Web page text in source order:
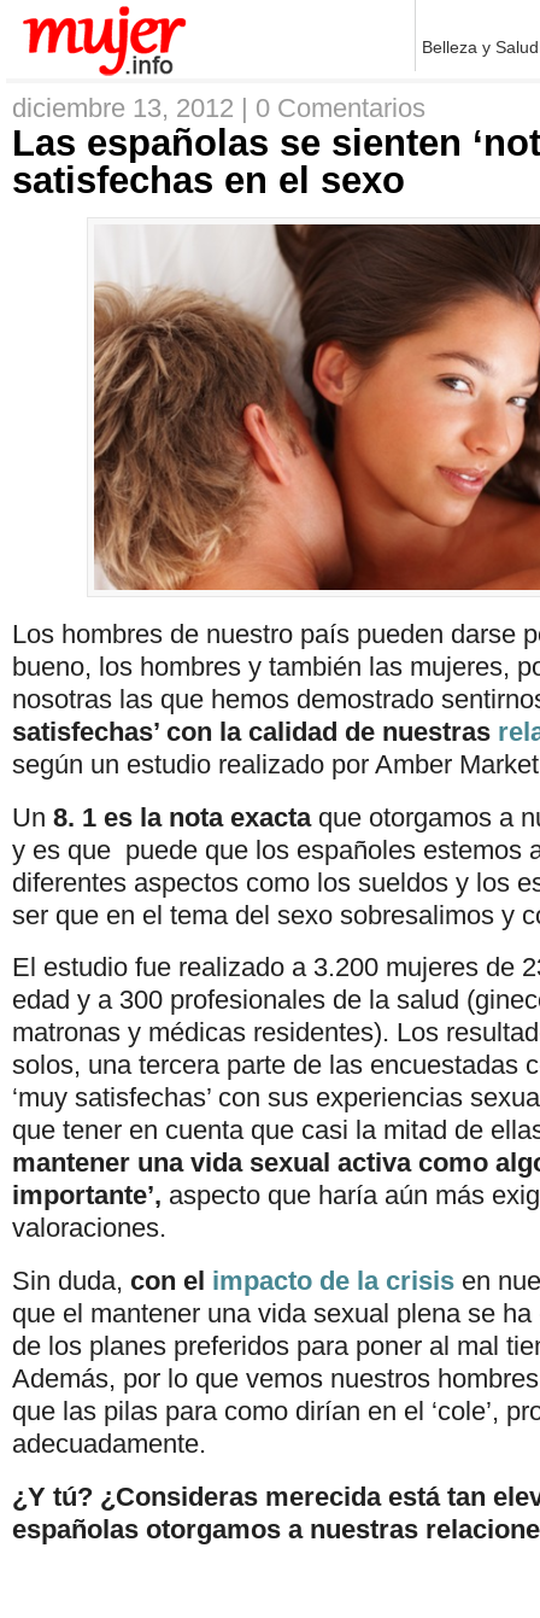
Belleza y Salud
diciembre 13, 2012 | 0 Comentarios
Las españolas se sienten
satisfechas en el sexo
Los hombres de nuestro país pueden darse
bueno, los hombres y también las mujeres,
nosotras las que hemos demostrado
satisfechas’ con la calidad de nuestras
según un estudio realizado por Amber
Un 8. 1 es la nota exactaque otorgamos a
y es que puede que los españoles estemos
diferentes aspectos como los sueldos y los
ser que en el tema del sexo sobresalimos y
El estudio fue realizado a 3.200 mujeres de
edad y a 300 profesionales de la salud
matronas y médicas residentes). Los
solos, una tercera parte de las encuestadas
‘muy satisfechas’ con sus experiencias
que tener en cuenta que casi la mitad de
mantener una vida sexual activa como
importante’, aspecto que haría aún más
valoraciones.
Sin duda, con el impacto de la crisis en
que el mantener una vida sexual plena se
de los planes preferidos para poner al mal
Además, por lo que vemos nuestros
que las pilas para como dirían en el ‘cole’,
adecuadamente.
¿Y tú? ¿Consideras merecida está tan
españolas otorgamos a nuestras